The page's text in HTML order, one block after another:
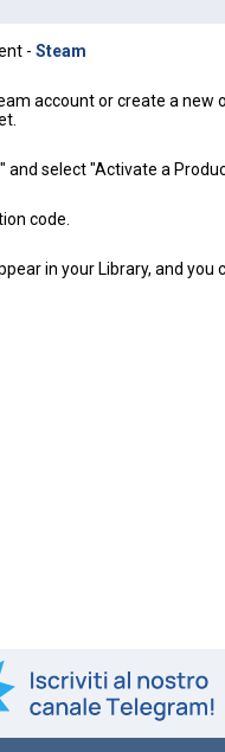
- Steam
account or create a new
and select "Activate a
code.
in your Library, and you